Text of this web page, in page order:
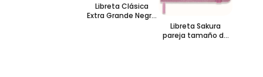
Libreta Clásica
Extra Grande Negra
Libreta Sakura
pareja tamaño de